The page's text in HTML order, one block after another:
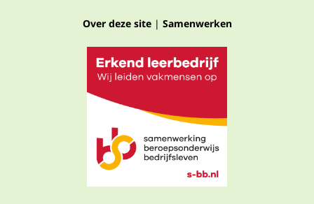
Over deze site| Samenwerken